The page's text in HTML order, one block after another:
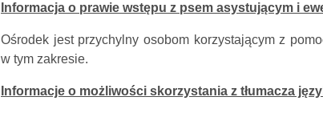
Informacja o prawie wstępu z psem asystującym i
Ośrodek jest przychylny osobom korzystającym z
w tym zakresie.
Informacje o możliwości skorzystania z tłumacza